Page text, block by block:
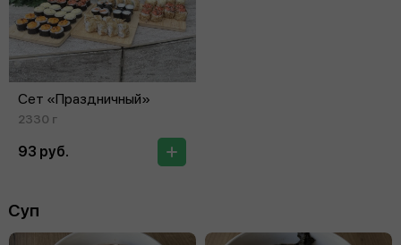
Сет «Праздничный»
2330 г
93 руб.
Суп